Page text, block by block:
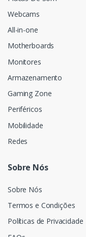
Webcams
All-in-one
Motherboards
Monitores
Armazenamento
Gaming Zone
Periféricos
Mobilidade
Redes
Sobre Nós
Sobre Nós
Termos e Condições
Políticas de Privacidade